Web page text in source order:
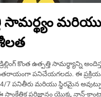
సామర్థ్యం మరియు
కొంత ఉత్పత్తి సామర్థ్యాన్ని
పనిచేయగలదు. ఈ
7 పనితీరు మరియు స్థిరమైన
సాంకేతిక పరిజ్ఞానం యొక్క నాన్-